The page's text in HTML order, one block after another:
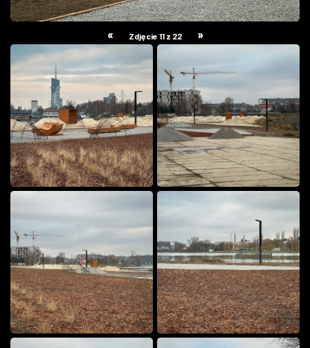
« Zdjęcie 11 z 22 »